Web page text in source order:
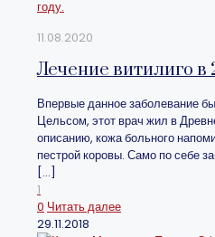
11.08.2020
Лечение витилиго в
Впервые данное заболевание
Цельсом, этот врач жил в
описанию, кожа больного
пестрой коровы. Само по себе
[…]
1
0 Читать далее
29.11.2018